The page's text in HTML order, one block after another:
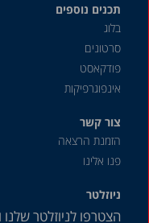
תכנים נוספים
בלוג
סרטונים
פודקאסט
אינפוגרפיקות
צור קשר
הזמנת הרצאה
פנו אלינו
ניוזלטר
הצטרפו לניוזלטר